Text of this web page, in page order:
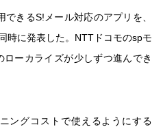
きるS!メール対応のアプリを、
時に発表した。NTTドコモのspモ
ーカライズが少しずつ進んでき
ングコストで使えるようにする